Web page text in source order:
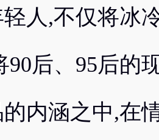
人,不仅将冰
90后、95后的
的内涵之中,在